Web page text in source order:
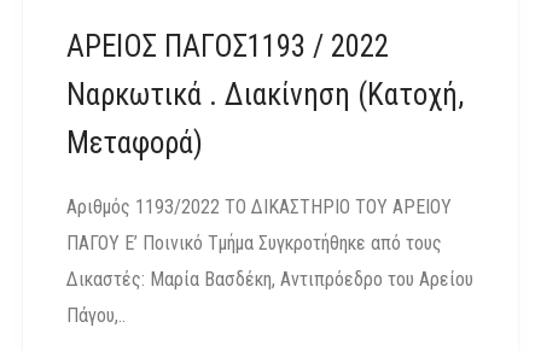
ΑΡΕΙΟΣ ΠΑΓΟΣ1193 / 2022
Ναρκωτικά . Διακίνηση (κατοχή,
Μεταφορά)
Αριθμός 1193/2022 ΤΟ ΔΙΚΑΣΤΗΡΙΟ ΤΟΥ ΑΡΕΙΟΥ
ΠΑΓΟΥ E’ Ποινικό Τμήμα Συγκροτήθηκε από τους
Δικαστές: Μαρία Βασδέκη, Αντιπρόεδρο του Αρείου
Πάγου,..